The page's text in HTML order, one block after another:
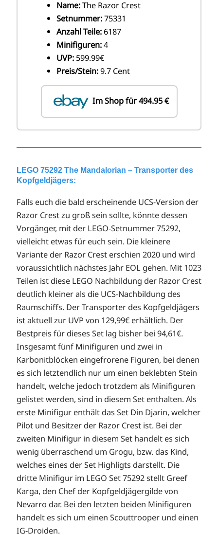
Name:The Razor Crest
Setnummer:75331
Anzahl Teile:6187
Minifiguren:4
UVP:599.99€
Preis/Stein:9.7 Cent
Im Shop für 494.95 €
LEGO 75292 The Mandalorian – Transporter des
Kopfgeldjägers:
Falls euch die bald erscheinende UCS-Version der
Razor Crest zu groß sein sollte, könnte dessen
Vorgänger, mit der LEGO-Setnummer 75292,
vielleicht etwas für euch sein. Die kleinere
Variante der Razor Crest erschien 2020 und wird
voraussichtlich nächstes Jahr EOL gehen. Mit 1023
Teilen ist diese LEGO Nachbildung der Razor Crest
deutlich kleiner als die UCS-Nachbildung des
Raumschiffs. Der Transporter des Kopfgeldjägers
ist aktuell zur UVP von 129,99€ erhältlich. Der
Bestpreis für dieses Set lag bisher bei 94,61€.
Insgesamt fünf Minifiguren und zwei in
Karbonitblöcken eingefrorene Figuren, bei denen
es sich letztendlich nur um einen beklebten Stein
handelt, welche jedoch trotzdem als Minifiguren
gelistet werden, sind in diesem Set enthalten. Als
erste Minifigur enthält das Set Din Djarin, welcher
Pilot und Besitzer der Razor Crest ist. Bei der
zweiten Minifigur in diesem Set handelt es sich
wenig überraschend um Grogu, bzw. das Kind,
welches eines der Set Highligts darstellt. Die
dritte Minifigur im LEGO Set 75292 stellt Greef
Karga, den Chef der Kopfgeldjägergilde von
Nevarro dar. Bei den letzten beiden Minifiguren
handelt es sich um einen Scouttrooper und einen
IG-Droiden.